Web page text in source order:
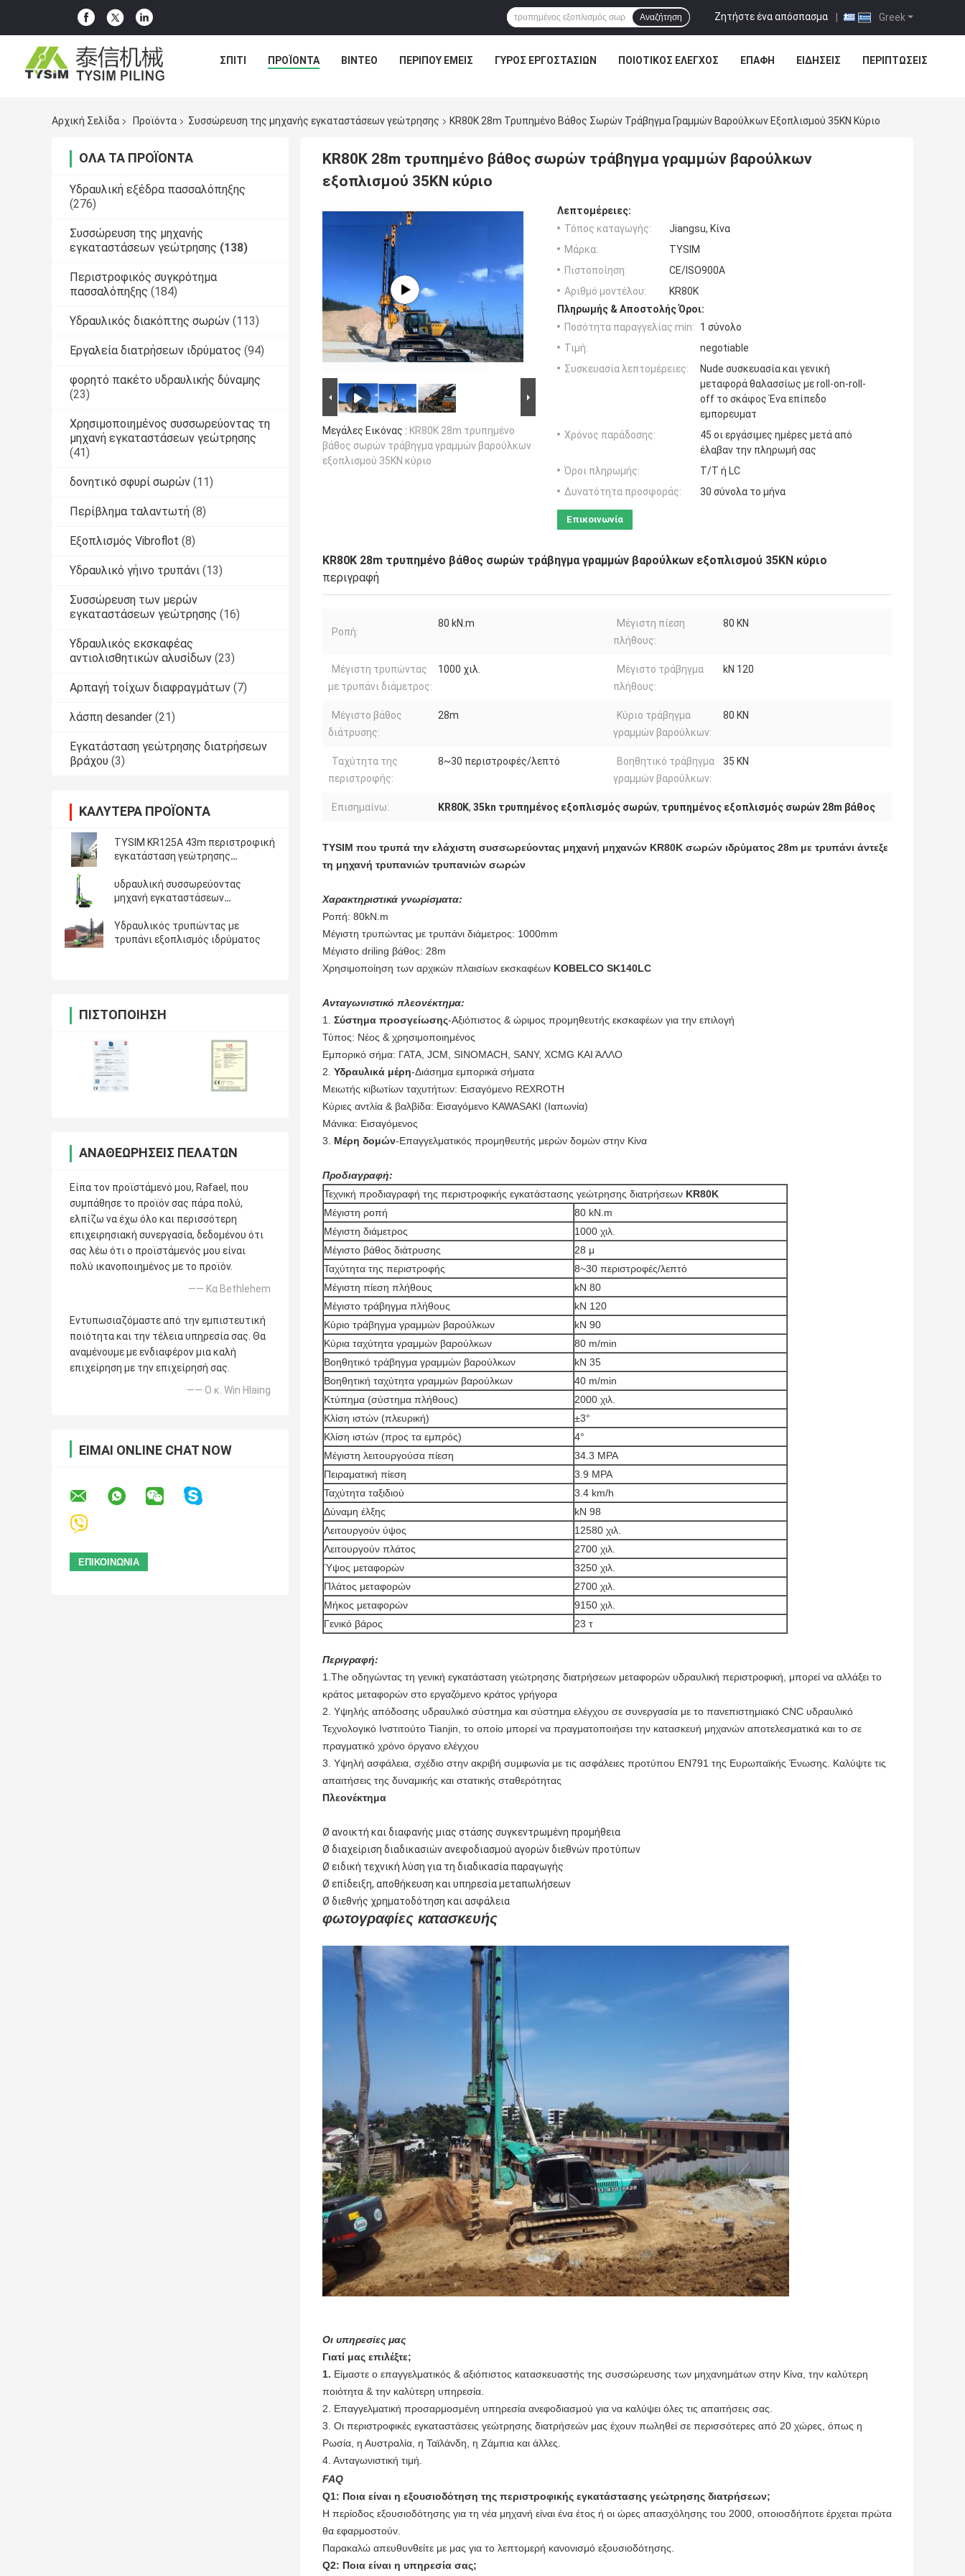
Greek
Ζητήστε ένα απόσπασμα |
Αναζήτηση
ΣΠΊΤΙ ΠΡΟΪΌΝΤΑ ΒΊΝΤΕΟ ΠΕΡΊΠΟΥ ΕΜΕΊΣ ΓΎΡΟΣ ΕΡΓΟΣΤΑΣΊΩΝ ΠΟΙΟΤΙΚΌΣ ΈΛΕΓΧΟΣ ΕΠΑΦΉ ΕΙΔΗΣΕΙΣ ΠΕΡΙΠΤΏΣΕΙΣ
Αρχική Σελίδα Προϊόντα Συσσώρευση της μηχανής εγκαταστάσεων γεώτρησης KR80K 28m Τρυπημένο Βάθος Σωρών Τράβηγμα Γραμμών Βαρούλκων Εξοπλισμού 35KN Κύριο
ΌΛΑ ΤΑ ΠΡΟΪΌΝΤΑ
Υδραυλική εξέδρα πασσαλόπηξης
(276)
Συσσώρευση της μηχανής
εγκαταστάσεων γεώτρησης (138)
Περιστροφικός συγκρότημα
πασσαλόπηξης (184)
Υδραυλικός διακόπτης σωρών (113)
Εργαλεία διατρήσεων ιδρύματος (94)
φορητό πακέτο υδραυλικής δύναμης
(23)
Χρησιμοποιημένος συσσωρεύοντας τη
μηχανή εγκαταστάσεων γεώτρησης
(41)
δονητικό σφυρί σωρών (11)
Περίβλημα ταλαντωτή (8)
Εξοπλισμός Vibroflot (8)
Υδραυλικό γήινο τρυπάνι (13)
Συσσώρευση των μερών
εγκαταστάσεων γεώτρησης (16)
Υδραυλικός εκσκαφέας
αντιολισθητικών αλυσίδων (23)
Αρπαγή τοίχων διαφραγμάτων (7)
λάσπη desander (21)
Εγκατάσταση γεώτρησης διατρήσεων
βράχου (3)
ΚΑΛΎΤΕΡΑ ΠΡΟΪΌΝΤΑ
TYSIM KR125A 43m περιστροφική
εγκατάσταση γεώτρησης
υδραυλική συσσωρεύοντας
μηχανή εγκαταστάσεων
Υδραυλικός τρυπώντας με
τρυπάνι εξοπλισμός ιδρύματος
ΠΙΣΤΟΠΟΊΗΣΗ
ΑΝΑΘΕΩΡΉΣΕΙΣ ΠΕΛΑΤΏΝ
Είπα τον προϊστάμενό μου, Rafael, που
συμπάθησε το προϊόν σας πάρα πολύ,
ελπίζω να έχω όλο και περισσότερη
επιχειρησιακή συνεργασία, δεδομένου ότι
σας λέω ότι ο προϊστάμενός μου είναι
πολύ ικανοποιημένος με το προϊόν.
—— Κα Bethlehem
Εντυπωσιαζόμαστε από την εμπιστευτική
ποιότητα και την τέλεια υπηρεσία σας. Θα
αναμένουμε με ενδιαφέρον μια καλή
επιχείρηση με την επιχείρησή σας.
—— Ο κ. Win Hlaing
ΕΊΜΑΙ ONLINE CHAT NOW
KR80K 28m τρυπημένο βάθος σωρών τράβηγμα γραμμών βαρούλκων
εξοπλισμού 35KN κύριο
Μεγάλες Εικόνας : KR80K 28m τρυπημένο
βάθος σωρών τράβηγμα γραμμών βαρούλκων
εξοπλισμού 35KN κύριο
Λεπτομέρειες:
Τόπος καταγωγής:
Jiangsu, Κίνα
Μάρκα:
TYSIM
Πιστοποίηση:
CE/ISO900A
Αριθμό μοντέλου:
KR80K
Πληρωμής & Αποστολής Όροι:
Ποσότητα παραγγελίας min:
1 σύνολο
Τιμή:
negotiable
Συσκευασία λεπτομέρειες:
Nude συσκευασία και γενική
μεταφορά θαλασσίως με roll-on-roll-
off το σκάφος Ένα επίπεδο
εμπορευματ
Χρόνος παράδοσης:
45 οι εργάσιμες ημέρες μετά από
έλαβαν την πληρωμή σας
Όροι πληρωμής:
T/T ή LC
Δυνατότητα προσφοράς:
30 σύνολα το μήνα
Επικοινωνία
KR80K 28m τρυπημένο βάθος σωρών τράβηγμα γραμμών βαρούλκων εξοπλισμού 35KN κύριο
περιγραφή
Ροπή:
80 kN.m
Μέγιστη πίεση
πλήθους:
80 KN
Μέγιστη τρυπώντας
με τρυπάνι διάμετρος:
1000 χιλ.
Μέγιστο τράβηγμα
πλήθους:
kN 120
Μέγιστο βάθος
διάτρυσης:
28m
Κύριο τράβηγμα
γραμμών βαρούλκων:
80 KN
Ταχύτητα της
περιστροφής:
8~30 περιστροφές/λεπτό
Βοηθητικό τράβηγμα
γραμμών βαρούλκων:
35 KN
Επισημαίνω: KR80K, 35kn τρυπημένος εξοπλισμός σωρών, τρυπημένος εξοπλισμός σωρών 28m βάθος
TYSIM που τρυπά την ελάχιστη συσσωρεύοντας μηχανή μηχανών KR80K σωρών ιδρύματος 28m με τρυπάνι άντεξε
τη μηχανή τρυπανιών τρυπανιών σωρών
Χαρακτηριστικά γνωρίσματα:
Ροπή: 80kN.m
Μέγιστη τρυπώντας με τρυπάνι διάμετρος: 1000mm
Μέγιστο driling βάθος: 28m
Χρησιμοποίηση των αρχικών πλαισίων εκσκαφέων KOBELCO SK140LC
Ανταγωνιστικό πλεονέκτημα:
1. Σύστημα προσγείωσης-Αξιόπιστος & ώριμος προμηθευτής εκσκαφέων για την επιλογή
Τύπος: Νέος & χρησιμοποιημένος
Εμπορικό σήμα: ΓΑΤΑ, JCM, SINOMACH, SANY, XCMG ΚΑΙ ΆΛΛΟ
2. Υδραυλικά μέρη-Διάσημα εμπορικά σήματα
Μειωτής κιβωτίων ταχυτήτων: Εισαγόμενο REXROTH
Κύριες αντλία & βαλβίδα: Εισαγόμενο KAWASAKI (Ιαπωνία)
Μάνικα: Εισαγόμενος
3. Μέρη δομών-Επαγγελματικός προμηθευτής μερών δομών στην Κίνα
Προδιαγραφή:
Τεχνική προδιαγραφή της περιστροφικής εγκατάστασης γεώτρησης διατρήσεων KR80K
Μέγιστη ροπή
80 kN.m
Μέγιστη διάμετρος
1000 χιλ.
Μέγιστο βάθος διάτρυσης
28 μ
Ταχύτητα της περιστροφής
8~30 περιστροφές/λεπτό
Μέγιστη πίεση πλήθους
kN 80
Μέγιστο τράβηγμα πλήθους
kN 120
Κύριο τράβηγμα γραμμών βαρούλκων
kN 90
Κύρια ταχύτητα γραμμών βαρούλκων
80 m/min
Βοηθητικό τράβηγμα γραμμών βαρούλκων
kN 35
Βοηθητική ταχύτητα γραμμών βαρούλκων
40 m/min
Κτύπημα (σύστημα πλήθους)
2000 χιλ.
Κλίση ιστών (πλευρική)
±3°
Κλίση ιστών (προς τα εμπρός)
4°
Μέγιστη λειτουργούσα πίεση
34.3 MPA
Πειραματική πίεση
3.9 MPA
Ταχύτητα ταξιδιού
3.4 km/h
Δύναμη έλξης
kN 98
Λειτουργούν ύψος
12580 χιλ.
Λειτουργούν πλάτος
2700 χιλ.
Ύψος μεταφορών
3250 χιλ.
Πλάτος μεταφορών
2700 χιλ.
Μήκος μεταφορών
9150 χιλ.
Γενικό βάρος
23 τ
Περιγραφή:
1.The οδηγώντας τη γενική εγκατάσταση γεώτρησης διατρήσεων μεταφορών υδραυλική περιστροφική, μπορεί να αλλάξει το
κράτος μεταφορών στο εργαζόμενο κράτος γρήγορα
2. Υψηλής απόδοσης υδραυλικό σύστημα και σύστημα ελέγχου σε συνεργασία με το πανεπιστημιακό CNC υδραυλικό
Τεχνολογικό Ινστιτούτο Tianjin, το οποίο μπορεί να πραγματοποιήσει την κατασκευή μηχανών αποτελεσματικά και το σε
πραγματικό χρόνο όργανο ελέγχου
3. Υψηλή ασφάλεια, σχέδιο στην ακριβή συμφωνία με τις ασφάλειες προτύπου EN791 της Ευρωπαϊκής Ένωσης. Καλύψτε τις
απαιτήσεις της δυναμικής και στατικής σταθερότητας
Πλεονέκτημα
Ø ανοικτή και διαφανής μιας στάσης συγκεντρωμένη προμήθεια
Ø διαχείριση διαδικασιών ανεφοδιασμού αγορών διεθνών προτύπων
Ø ειδική τεχνική λύση για τη διαδικασία παραγωγής
Ø επίδειξη, αποθήκευση και υπηρεσία μεταπωλήσεων
Ø διεθνής χρηματοδότηση και ασφάλεια
φωτογραφίες κατασκευής
Οι υπηρεσίες μας
Γιατί μας επιλέξτε;
1. Είμαστε ο επαγγελματικός & αξιόπιστος κατασκευαστής της συσσώρευσης των μηχανημάτων στην Κίνα, την καλύτερη
ποιότητα & την καλύτερη υπηρεσία.
2. Επαγγελματική προσαρμοσμένη υπηρεσία ανεφοδιασμού για να καλύψει όλες τις απαιτήσεις σας.
3. Οι περιστροφικές εγκαταστάσεις γεώτρησης διατρήσεών μας έχουν πωληθεί σε περισσότερες από 20 χώρες, όπως η
Ρωσία, η Αυστραλία, η Ταϊλάνδη, η Ζάμπια και άλλες.
4. Ανταγωνιστική τιμή.
FAQ
Q1: Ποια είναι η εξουσιοδότηση της περιστροφικής εγκατάστασης γεώτρησης διατρήσεων;
Η περίοδος εξουσιοδότησης για τη νέα μηχανή είναι ένα έτος ή οι ώρες απασχόλησης του 2000, οποιοσδήποτε έρχεται πρώτα
θα εφαρμοστούν.
Παρακαλώ απευθυνθείτε με μας για το λεπτομερή κανονισμό εξουσιοδότησης.
Q2: Ποια είναι η υπηρεσία σας;